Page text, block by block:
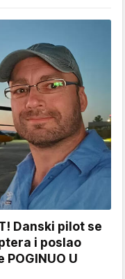
Danski pilot se
i poslao
U